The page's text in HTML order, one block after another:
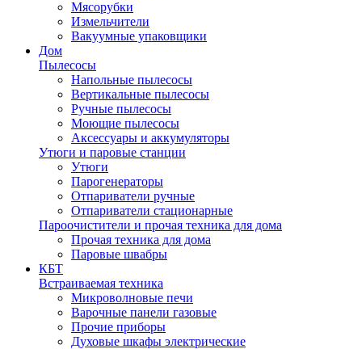
Мясорубки
Измельчители
Вакуумные упаковщики
Дом
Пылесосы
Напольные пылесосы
Вертикальные пылесосы
Ручные пылесосы
Моющие пылесосы
Аксессуары и аккумуляторы
Утюги и паровые станции
Утюги
Парогенераторы
Отпариватели ручные
Отпариватели стационарные
Пароочистители и прочая техника для дома
Прочая техника для дома
Паровые швабры
КБТ
Встраиваемая техника
Микроволновые печи
Варочные панели газовые
Прочие приборы
Духовые шкафы электрические